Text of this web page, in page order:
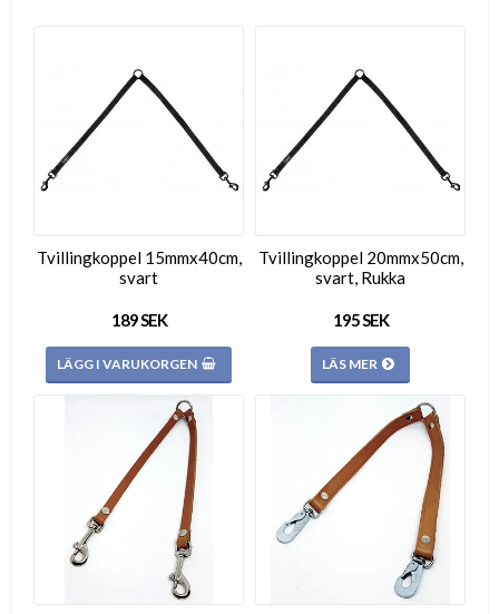
Tvillingkoppel 15mmx40cm,
svart
189 SEK
LÄGG I VARUKORGEN
Tvillingkoppel 20mmx50cm,
svart, Rukka
195 SEK
LÄS MER